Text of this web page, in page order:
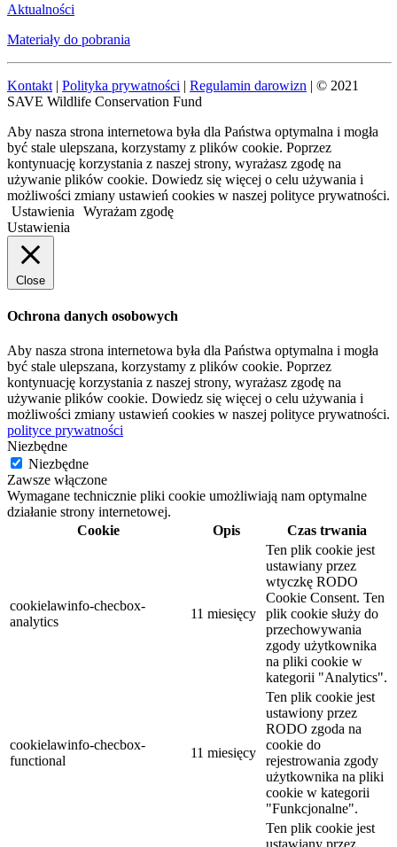
Aktualności
Materiały do pobrania
Kontakt | Polityka prywatności | Regulamin darowizn | © 2021
SAVE Wildlife Conservation Fund
Aby nasza strona internetowa była dla Państwa optymalna i mogła
być stale ulepszana, korzystamy z plików cookie. Poprzez
kontynuację korzystania z naszej strony, wyrażasz zgodę na
używanie plików cookie. Dowiedz się więcej o celu używania i
możliwości zmiany ustawień cookies w naszej polityce prywatności.
Ustawienia
Wyrażam zgodę
Ustawienia
Close
Ochrona danych osobowych
Aby nasza strona internetowa była dla Państwa optymalna i mogła
być stale ulepszana, korzystamy z plików cookie. Poprzez
kontynuację korzystania z naszej strony, wyrażasz zgodę na
używanie plików cookie. Dowiedz się więcej o celu używania i
możliwości zmiany ustawień cookies w naszej polityce prywatności.
polityce prywatności
Niezbędne
Niezbędne
Zawsze włączone
Wymagane technicznie pliki cookie umożliwiają nam optymalne
działanie strony internetowej.
Cookie
Opis Czas trwania
cookielawinfo-checbox-
analytics
11 miesięcy
Ten plik cookie jest
ustawiany przez
wtyczkę RODO
Cookie Consent. Ten
plik cookie służy do
przechowywania
zgody użytkownika
na pliki cookie w
kategorii "Analytics".
cookielawinfo-checbox-
functional
11 miesięcy
Ten plik cookie jest
ustawiony przez
RODO zgoda na
cookie do
rejestrowania zgody
użytkownika na pliki
cookie w kategorii
"Funkcjonalne".
Ten plik cookie jest